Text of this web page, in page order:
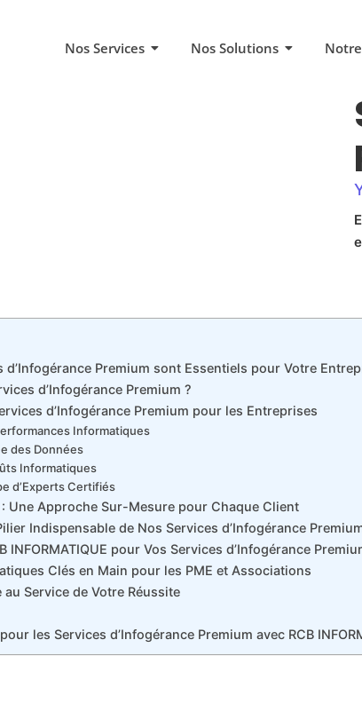
Nos Services Nos Solutions
d’Infogérance Premium sont Essentiels pour Votre
d’Infogérance Premium ?
d’Infogérance Premium pour les Entreprises
Informatiques
des Données
Informatiques
d’Experts Certifiés
: Une Approche Sur-Mesure pour Chaque Client
Indispensable de Nos Services d’Infogérance
INFORMATIQUE pour Vos Services d’Infogérance
Clés en Main pour les PME et Associations
Service de Votre Réussite
les Services d’Infogérance Premium avec RCB